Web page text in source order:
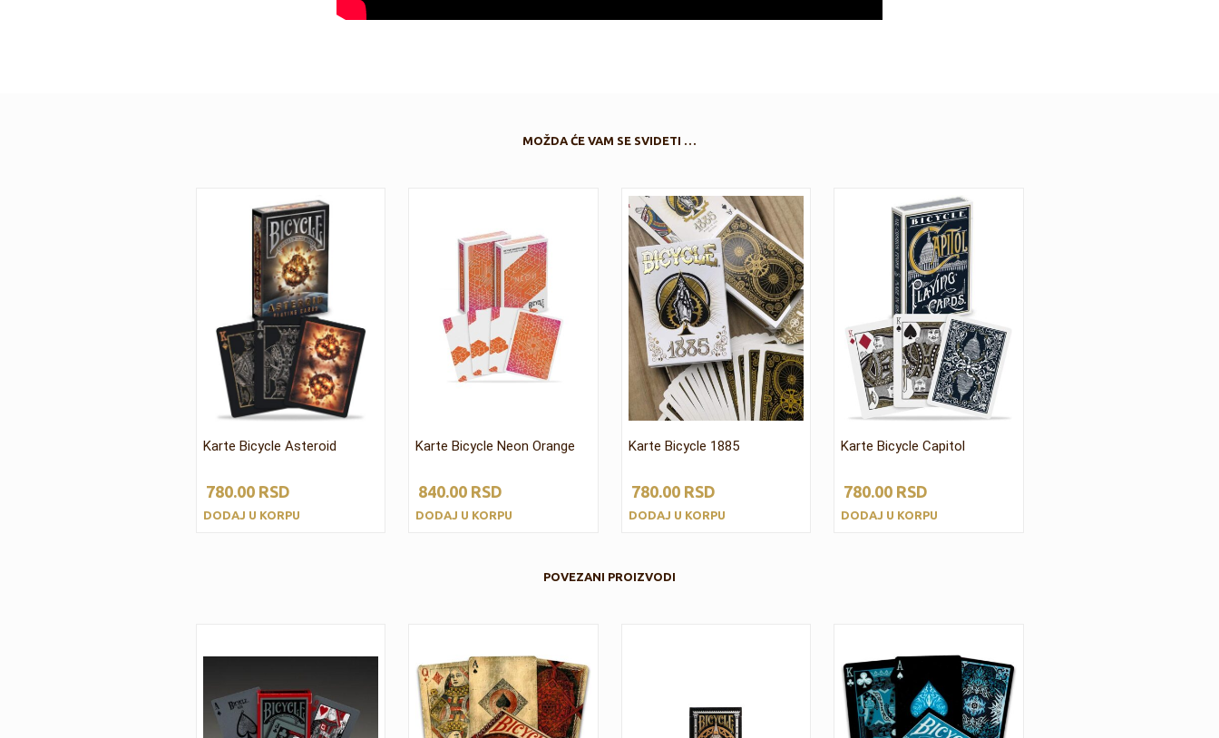
MOŽDA ĆE VAM SE SVIDETI …
Karte Bicycle Asteroid
780.00RSD
DODAJ U KORPU
Karte Bicycle Neon Orange
840.00 RSD
DODAJ U KORPU
Karte Bicycle 1885
780.00RSD
DODAJ U KORPU
Karte Bicycle Capitol
780.00 RSD
DODAJ U KORPU
POVEZANI PROIZVODI